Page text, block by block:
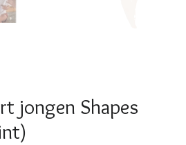
jongen Shapes